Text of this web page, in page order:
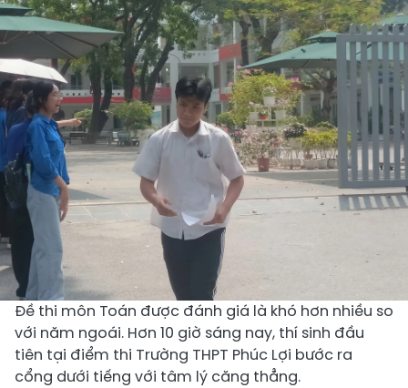
Đề thi môn Toán được đánh giá là khó hơn nhiều so
với năm ngoái. Hơn 10 giờ sáng nay, thí sinh đầu
tiên tại điểm thi Trường THPT Phúc Lợi bước ra
cổng dưới tiếng với tâm lý căng thẳng.